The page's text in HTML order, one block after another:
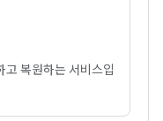
고 복원하는 서비스입